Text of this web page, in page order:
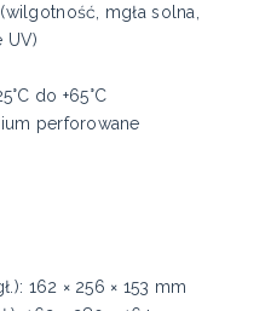
mgła solna,
UV)
do +65°C
perforowane
162 × 256 × 153 mm